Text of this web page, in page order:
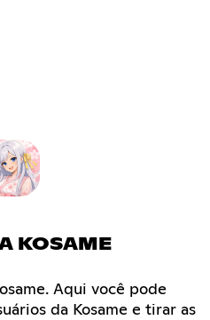
KOSAME
Aqui você pode
da Kosame e tirar as